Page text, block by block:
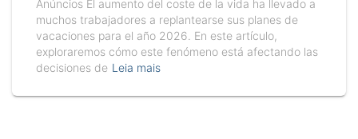
Anúncios El aumento del coste de la vida ha llevado a
muchos trabajadores a replantearse sus planes de
vacaciones para el año 2026. En este artículo,
exploraremos cómo este fenómeno está afectando las
decisiones de Leia mais